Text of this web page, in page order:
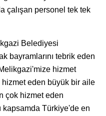
çalışan personel tek tek
Belediyesi
bayramlarını tebrik eden
hizmet
eden büyük bir aile
çok hizmet eden
Türkiye'de en